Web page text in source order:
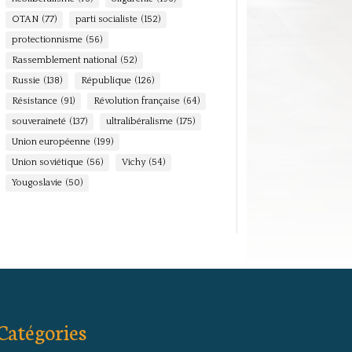
OTAN (77) parti socialiste (152)
protectionnisme (56)
Rassemblement national (52)
Russie (138) République (126)
Résistance (91) Révolution française (64)
souveraineté (137) ultralibéralisme (175)
Union européenne (199)
Union soviétique (56) Vichy (54)
Yougoslavie (50)